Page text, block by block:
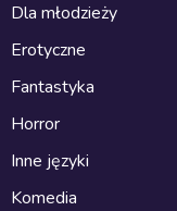
Dla młodzieży
Erotyczne
Fantastyka
Horror
Inne języki
Komedia